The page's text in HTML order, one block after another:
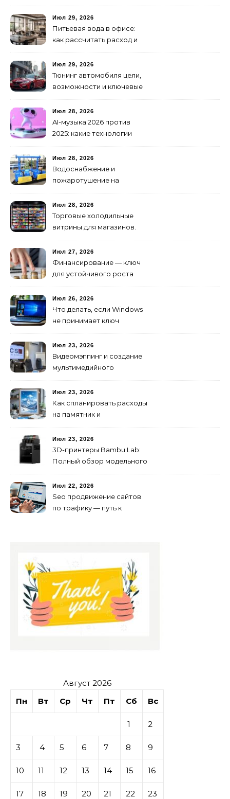
как не утонуть в хаосе
Июл 29, 2026
Питьевая вода в офисе:
как рассчитать расход и
Июл 29, 2026
Тюнинг автомобиля цели,
возможности и ключевые
транспортных средств
Июл 28, 2026
AI-музыка 2026 против
2025: какие технологии
создание клипов
изменилось навсегда
Июл 28, 2026
Водоснабжение и
пожаротушение на
оборудование
предусмотреть заранее
Июл 28, 2026
Торговые холодильные
витрины для магазинов.
Июл 27, 2026
Финансирование — ключ
для устойчивого роста
Июл 26, 2026
Что делать, если Windows
не принимает ключ
Июл 23, 2026
Видеомэппинг и создание
мультимедийного
будущего для пространств
Июл 23, 2026
Как спланировать расходы
на памятник и
без лишних переплат
Июл 23, 2026
3D-принтеры Bambu Lab:
Полный обзор модельного
года
Июл 22, 2026
Seo продвижение сайтов
по трафику — путь к
Август 2026
Пн
Вт Ср Чт Пт Сб Вс
1 2
3 4 5 6 7 8 9
10 11 12 13 14 15 16
17 18 19 20 21 22 23